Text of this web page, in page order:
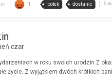
1 bolek dostanie (i 6
czar
w roku swoich urodzin Z
życie. Z wyjątkiem dwóch krótkich